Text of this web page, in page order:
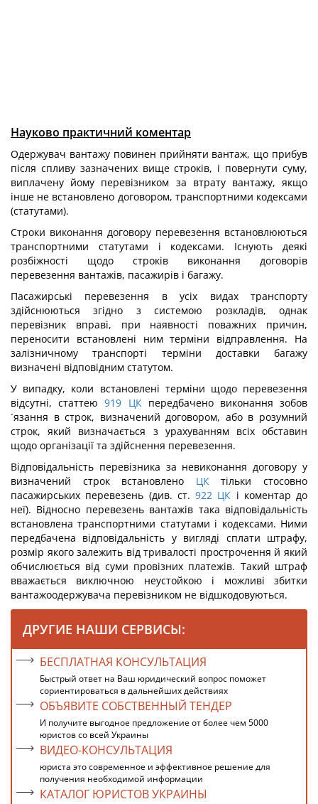
Науково практичний коментар
Одержувач вантажу повинен прийняти вантаж, що прибув
після спливу зазначених вище строків, і повернути суму,
виплачену йому перевізником за втрату вантажу, якщо
інше не встановлено договором, транспортними кодексами
(статутами).
Строки виконання договору перевезення встановлюються
транспортними статутами і кодексами. Існують деякі
розбіжності щодо строків виконання договорів
перевезення вантажів, пасажирів і багажу.
Пасажирські перевезення в усіх видах транспорту
здійснюються згідно з системою розкладів, однак
перевізник вправі, при наявності поважних причин,
переносити встановлені ним терміни відправлення. На
залізничному транспорті терміни доставки багажу
визначені відповідним статутом.
У випадку, коли встановлені терміни щодо перевезення
відсутні, статтею 919 ЦКпередбачено виконання зобов
´язання в строк, визначений договором, або в розумний
строк, який визначається з урахуванням всіх обставин
щодо організації та здійснення перевезення.
Відповідальність перевізника за невиконання договору у
визначений строк встановлено ЦКтільки стосовно
пасажирських перевезень (див. ст. 922 ЦК і коментар до
неї). Відносно перевезень вантажів така відповідальність
встановлена транспортними статутами і кодексами. Ними
передбачена відповідальність у вигляді сплати штрафу,
розмір якого залежить від тривалості прострочення й який
обчислюється від суми провізних платежів. Такий штраф
вважається виключною неустойкою і можливі збитки
вантажоодержувача перевізником не відшкодовуються.
ДРУГИЕ НАШИ СЕРВИСЫ:
БЕСПЛАТНАЯ КОНСУЛЬТАЦИЯ
Быстрый ответ на Ваш юридический вопрос поможет
сориентироваться в дальнейших действиях
ОБЪЯВИТЕ СОБСТВЕННЫЙ ТЕНДЕР
И получите выгодное предложение от более чем 5000
юристов со всей Украины
ВИДЕО-КОНСУЛЬТАЦИЯ
юриста это современное и эффективное решение для
получения необходимой информации
КАТАЛОГ ЮРИСТОВ УКРАИНЫ